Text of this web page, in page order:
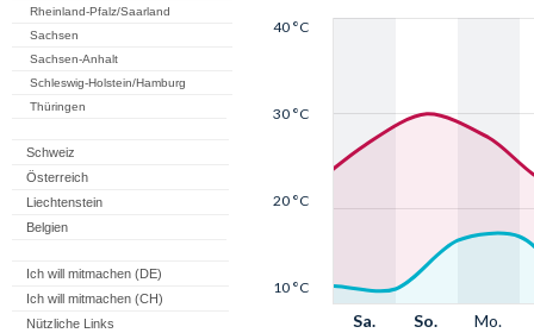
Rheinland-Pfalz/Saarland
Sachsen
Sachsen-Anhalt
Schleswig-Holstein/Hamburg
Thüringen
Schweiz
Österreich
Liechtenstein
Belgien
Ich will mitmachen (DE)
Ich will mitmachen (CH)
Nützliche Links